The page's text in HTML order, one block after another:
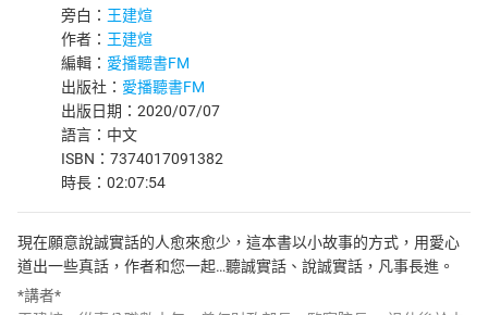
旁白： 王建煊
作者： 王建煊
編輯： 愛播聽書FM
出版社： 愛播聽書FM
出版日期：2020/07/07
語言：中文
ISBN：7374017091382
時長：02:07:54
現在願意說誠實話的人愈來愈少，這本書以小故事的方式，用愛心
道出一些真話，作者和您一起…聽誠實話、說誠實話，凡事長進。
*講者*